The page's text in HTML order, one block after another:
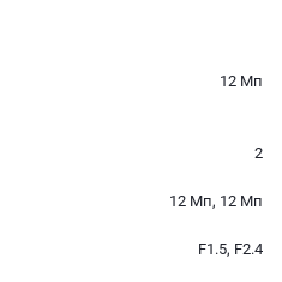
12 Мп
2
12 Мп, 12 Мп
F1.5, F2.4